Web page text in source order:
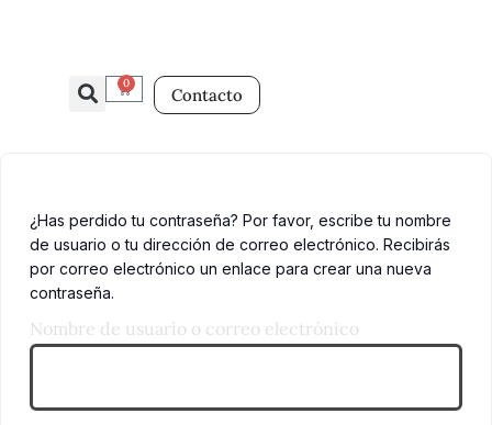
0
Contacto
¿Has perdido tu contraseña? Por favor, escribe tu nombre
de usuario o tu dirección de correo electrónico. Recibirás
por correo electrónico un enlace para crear una nueva
contraseña.
Nombre de usuario o correo electrónico